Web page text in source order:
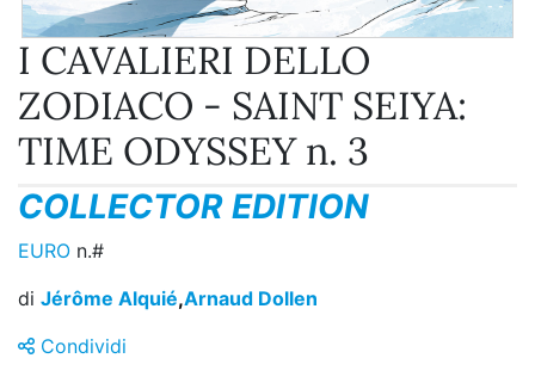
I CAVALIERI DELLO
ZODIACO - SAINT SEIYA:
TIME ODYSSEY n. 3
COLLECTOR EDITION
EURO n.#
di Jérôme Alquié,Arnaud Dollen
Condividi